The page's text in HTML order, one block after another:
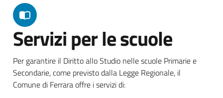
Servizi per le scuole
Per garantire il Diritto allo Studio nelle scuole Primarie e
Secondarie, come previsto dalla Legge Regionale, il
Comune di Ferrara offre i servizi di: